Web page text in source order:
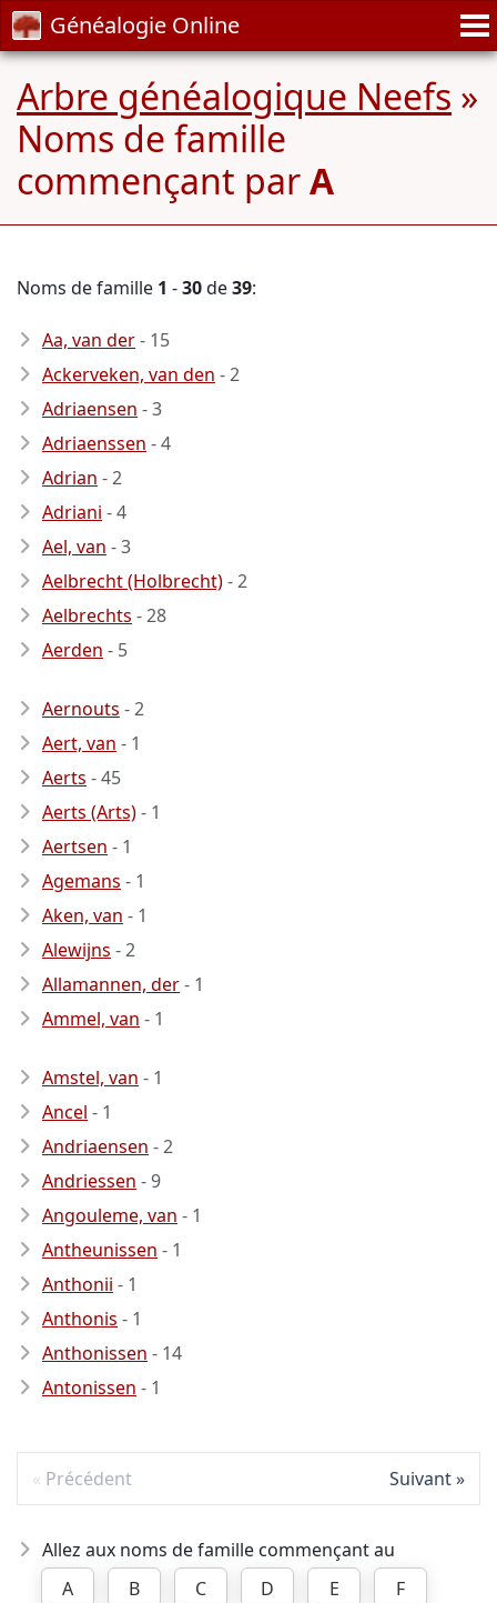
Généalogie Online
Arbre généalogique Neefs »
Noms de famille
commençant parA
Noms de famille 1 -30de39:
Aa, van der- 15
Ackerveken, van den - 2
Adriaensen - 3
Adriaenssen - 4
Adrian - 2
Adriani - 4
Ael, van - 3
Aelbrecht (Holbrecht)- 2
Aelbrechts - 28
Aerden - 5
Aernouts - 2
Aert, van - 1
Aerts - 45
Aerts (Arts)- 1
Aertsen - 1
Agemans - 1
Aken, van - 1
Alewijns - 2
Allamannen, der- 1
Ammel, van - 1
Amstel, van - 1
Ancel - 1
Andriaensen - 2
Andriessen - 9
Angouleme, van - 1
Antheunissen - 1
Anthonii - 1
Anthonis - 1
Anthonissen - 14
Antonissen - 1
Précédent Suivant
Allez aux noms de famille commençant au
A
B C D E
F